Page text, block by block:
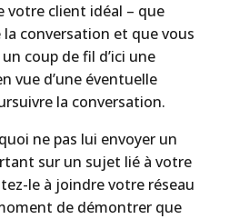
votre client idéal – que
la conversation et que vous
coup de fil d’ici une
vue d’une éventuelle
la conversation.
ne pas lui envoyer un
sur un sujet lié à votre
le à joindre votre réseau
de démontrer que